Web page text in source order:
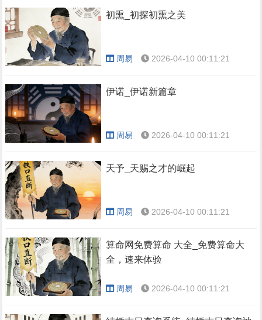
初熏_初探初熏之美
周易 2026-04-10 00:11:21
伊诺_伊诺新篇章
周易 2026-04-10 00:11:21
天予_天赐之才的崛起
周易 2026-04-10 00:11:21
算命网免费算命 大全_免费算命大
全，速来体验
周易 2026-04-10 00:11:21